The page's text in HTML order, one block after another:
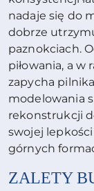
nadaje się do
dobrze
paznokciach.
piłowania, a w
zapycha
modelowania
rekonstrukcji
swojej
górnych
ZALETY